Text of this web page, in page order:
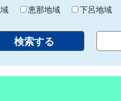
り
恵那地域 下呂地域